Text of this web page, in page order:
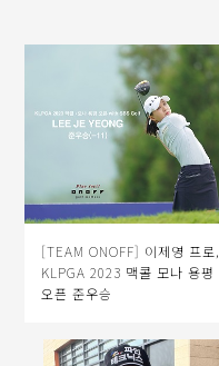
[TEAM ONOFF] 이제영 프로,
KLPGA 2023 맥콜 모나 용평
오픈 준우승